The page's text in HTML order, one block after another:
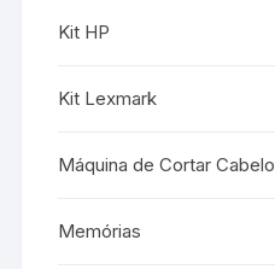
Kit HP
Kit Lexmark
Máquina de Cortar Cabelo
Memórias